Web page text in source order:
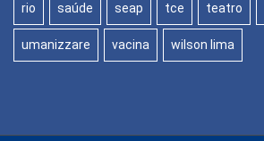
rio saúde seap tce teatro
umanizzare vacina wilson lima